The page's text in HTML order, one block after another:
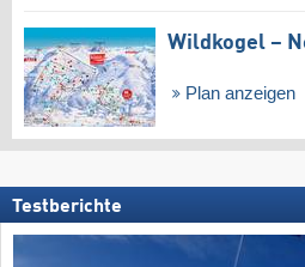
Wildkogel –
Plan anzeigen
Testberichte